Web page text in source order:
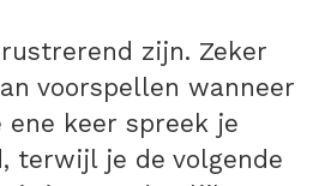
zijn. Zeker
voorspellen wanneer
keer spreek je
terwijl je de volgende